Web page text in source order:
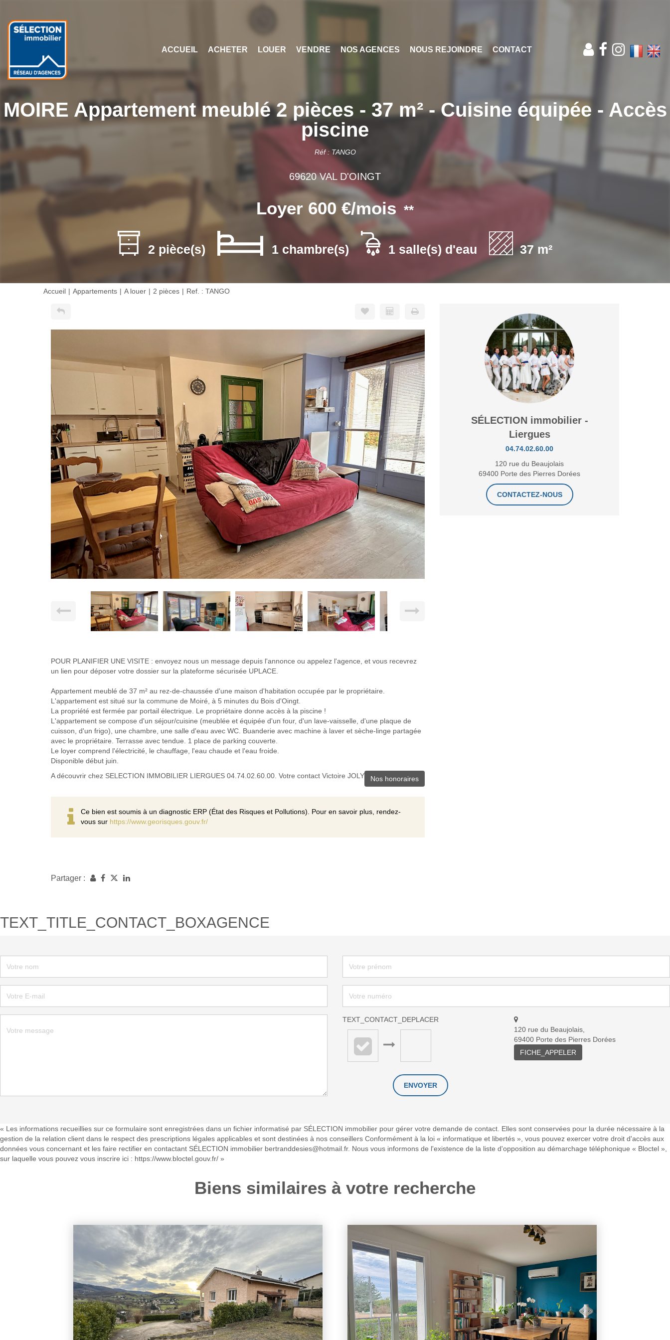
ACCUEIL ACHETER LOUER VENDRE NOS AGENCES NOUS REJOINDRE CONTACT
MOIRE Appartement meublé 2 pièces - 37 m² - Cuisine équipée - Accès
piscine
Réf : TANGO
69620 VAL D'OINGT
Loyer 600 €/mois **
2 pièce(s) 1 chambre(s) 1 salle(s) d'eau 37 m²
Accueil Appartements A louer 2 pièces Ref. : TANGO
POUR PLANIFIER UNE VISITE : envoyez nous un message depuis l'annonce ou appelez l'agence, et vous recevrez
un lien pour déposer votre dossier sur la plateforme sécurisée UPLACE.
Appartement meublé de 37 m² au rez-de-chaussée d'une maison d'habitation occupée par le propriétaire.
L'appartement est situé sur la commune de Moiré, à 5 minutes du Bois d'Oingt.
La propriété est fermée par portail électrique. Le propriétaire donne accès à la piscine !
L'appartement se compose d'un séjour/cuisine (meublée et équipée d'un four, d'un lave-vaisselle, d'une plaque de
cuisson, d'un frigo), une chambre, une salle d'eau avec WC. Buanderie avec machine à laver et sèche-linge partagée
avec le propriétaire. Terrasse avec tendue. 1 place de parking couverte.
Le loyer comprend l'électricité, le chauffage, l'eau chaude et l'eau froide.
Disponible début juin.
A découvrir chez SELECTION IMMOBILIER LIERGUES 04.74.02.60.00. Votre contact Victoire JOLY
Nos honoraires
Ce bien est soumis à un diagnostic ERP (État des Risques et Pollutions). Pour en savoir plus, rendez-
vous sur https://www.georisques.gouv.fr/
Partager :
SÉLECTION immobilier -
Liergues
04.74.02.60.00
120 rue du Beaujolais
69400 Porte des Pierres Dorées
CONTACTEZ-NOUS
TEXT_TITLE_CONTACT_BOXAGENCE
TEXT_CONTACT_DEPLACER
120 rue du Beaujolais,
69400 Porte des Pierres Dorées
FICHE_APPELER
« Les informations recueillies sur ce formulaire sont enregistrées dans un fichier informatisé par SÉLECTION immobilier pour gérer votre demande de contact. Elles sont conservées pour la durée nécessaire à la
gestion de la relation client dans le respect des prescriptions légales applicables et sont destinées à nos conseillers Conformément à la loi « informatique et libertés », vous pouvez exercer votre droit d'accès aux
données vous concernant et les faire rectifier en contactant SÉLECTION immobilier bertranddesies@hotmail.fr. Nous vous informons de l'existence de la liste d'opposition au démarchage téléphonique « Bloctel »,
sur laquelle vous pouvez vous inscrire ici : https://www.bloctel.gouv.fr/ »
Biens similaires à votre recherche